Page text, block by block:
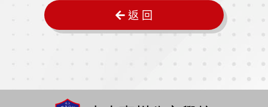
返 回